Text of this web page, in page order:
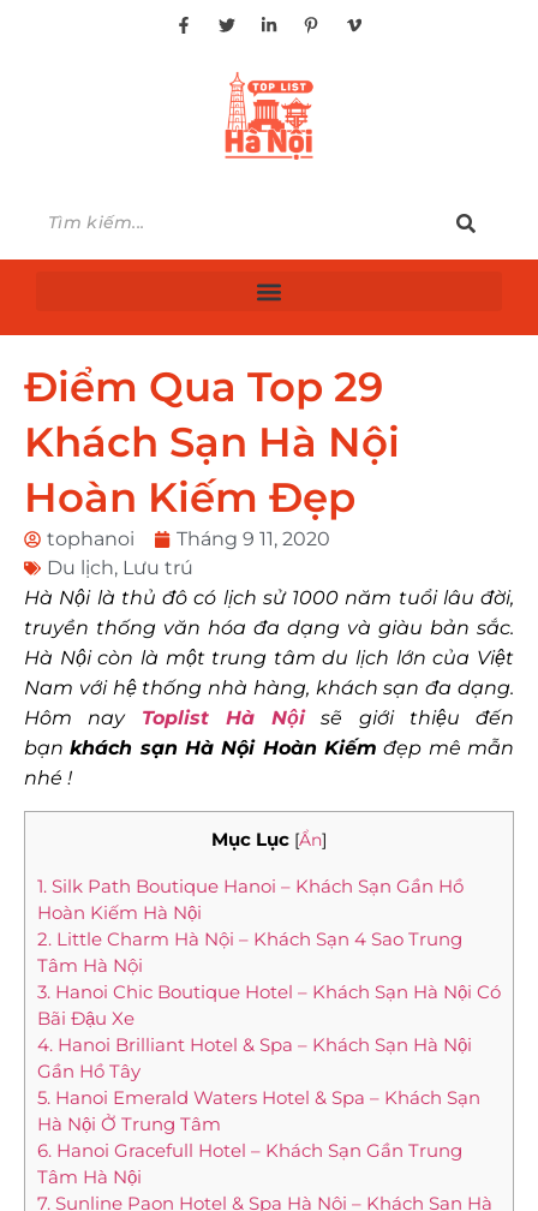
Điểm Qua Top 29
Khách Sạn Hà Nội
Hoàn Kiếm Đẹp
tophanoi
Tháng 9 11, 2020
Du lịch, Lưu trú
Hà Nội là thủ đô có lịch sử 1000 năm tuổi lâu đời,
truyền thống văn hóa đa dạng và giàu bản sắc.
Hà Nội còn là một trung tâm du lịch lớn của Việt
Nam với hệ thống nhà hàng, khách sạn đa dạng.
Hôm nay Toplist Hà Nội
sẽ giới thiệu đến
bạnkhách sạn Hà Nội Hoàn Kiếm đẹp mê mẫn
nhé !
Mục Lục [Ẩn]
1. Silk Path Boutique Hanoi – Khách Sạn Gần Hồ
Hoàn Kiếm Hà Nội
2. Little Charm Hà Nội – Khách Sạn 4 Sao Trung
Tâm Hà Nội
3. Hanoi Chic Boutique Hotel – Khách Sạn Hà Nội Có
Bãi Đậu Xe
4. Hanoi Brilliant Hotel & Spa – Khách Sạn Hà Nội
Gần Hồ Tây
5. Hanoi Emerald Waters Hotel & Spa – Khách Sạn
Hà Nội Ở Trung Tâm
6. Hanoi Gracefull Hotel – Khách Sạn Gần Trung
Tâm Hà Nội
7. Sunline Paon Hotel & Spa Hà Nội – Khách Sạn Hà